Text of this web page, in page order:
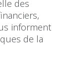
des
informent
de la